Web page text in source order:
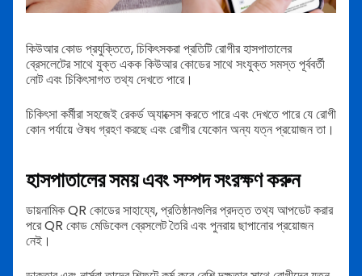
কিউআর কোড প্রযুক্তিতে, চিকিৎসকরা প্রতিটি রোগীর হাসপাতালের
ব্রেসলেটের সাথে যুক্ত একক কিউআর কোডের সাথে সংযুক্ত সমস্ত পূর্ববর্তী
নোট এবং চিকিৎসাগত তথ্য দেখতে পারে।
চিকিৎসা কর্মীরা সহজেই রেকর্ড অ্যাক্সেস করতে পারে এবং দেখতে পারে যে রোগী
কোন পর্যায়ে ঔষধ গ্রহণ করছে এবং রোগীর যেকোন অন্য যত্ন প্রয়োজন তা।
হাসপাতালের সময় এবং সম্পদ সংরক্ষণ করুন
ডায়নামিক QR কোডের সাহায্যে, প্রতিষ্ঠানগুলির প্রদত্ত তথ্য আপডেট করার
পরে QR কোড মেডিকেল ব্রেসলেট তৈরি এবং পুনরায় ছাপানোর প্রয়োজন
নেই।